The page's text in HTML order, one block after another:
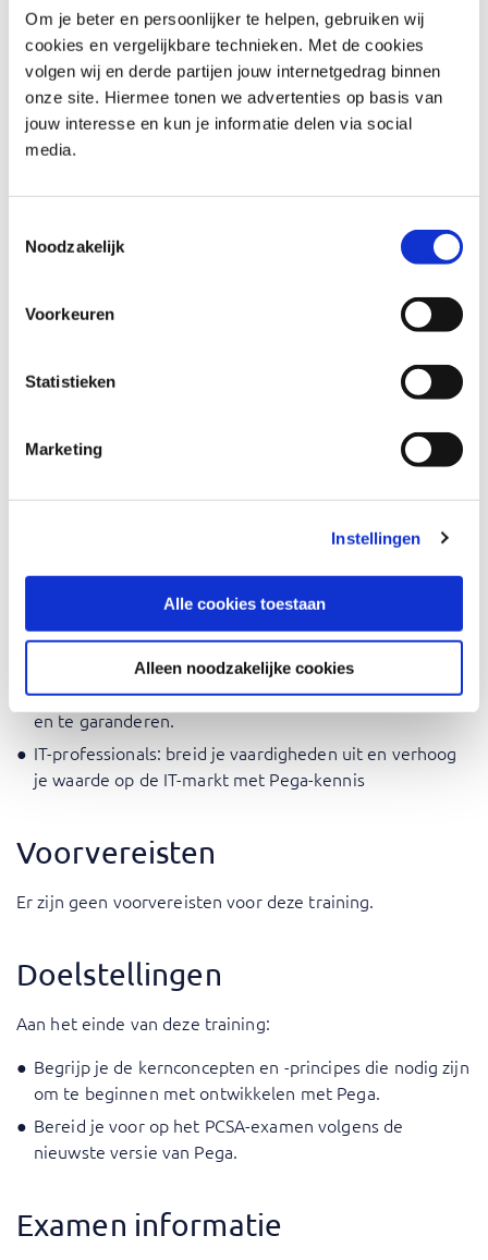
Om je beter en persoonlijker te helpen, gebruiken wij
cookies en vergelijkbare technieken. Met de cookies
volgen wij en derde partijen jouw internetgedrag binnen
onze site. Hiermee tonen we advertenties op basis van
jouw interesse en kun je informatie delen via social
media.
Noodzakelijk
Voorkeuren
Statistieken
Marketing
Instellingen
Alle cookies toestaan
Alleen noodzakelijke cookies
voorkomende applicatieontwikkelingstaken uitvoert met
behulp van App Studio en Dev Studio, en bereidt je voor
op je eerste Pega-ontwikkelingsproject.
Een training in PCSA geeft je niet alleen de kennis om
met Pega te ontwikkelen, maar bereidt ook voor op het
ervaring en expertise een praktische dimensie toe aan de
theoretische concepten en bieden real-world inzichten en
best practices.
Voor wie is Pega Certified
het low-code-platform van Pega en verbeter jezelf in
het ontwikkelen van applicaties.
Business analisten: Begrijp de technische aspecten van
technische oplossingen te overbruggen.
Project Managers: Rust jezelf uit met de kennis van de
mogelijkheden van Pega om je team beter te kunnen
aansturen en begeleiden.
Kwaliteits Analisten: leer meer over de functies van
Pega om de kwaliteit van applicaties effectief te testen
en te garanderen.
IT-professionals: breid je vaardigheden uit en verhoog
je waarde op de IT-markt met Pega-kennis
Voorvereisten
Er zijn geen voorvereisten voor deze training.
Doelstellingen
Aan het einde van deze training:
Begrijp je de kernconcepten en -principes die nodig zijn
om te beginnen met ontwikkelen met Pega.
Bereid je voor op het PCSA-examen volgens de
nieuwste versie van Pega.
Examen informatie